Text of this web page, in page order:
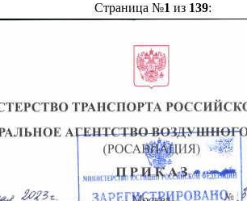
Страница №1 из 139: